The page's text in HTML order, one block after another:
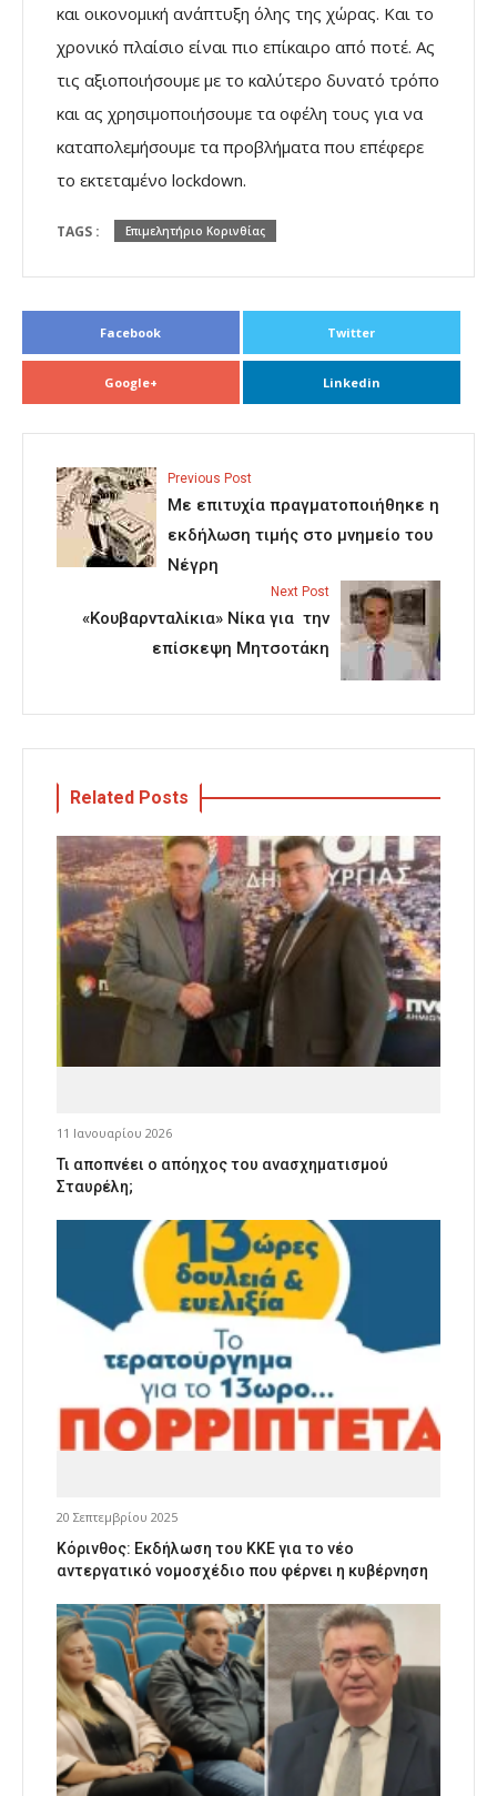
και οικονομική ανάπτυξη όλης της χώρας. Και το
χρονικό πλαίσιο είναι πιο επίκαιρο από ποτέ. Ας
τις αξιοποιήσουμε με το καλύτερο δυνατό τρόπο
και ας χρησιμοποιήσουμε τα οφέλη τους για να
καταπολεμήσουμε τα προβλήματα που επέφερε
το εκτεταμένο lockdown.
TAGS : Επιμελητήριο Κορινθίας
Facebook Twitter
Google+ Linkedin
Previous Post
Με επιτυχία πραγματοποιήθηκε η
εκδήλωση τιμής στο μνημείο του
Νέγρη
Next Post
«Κουβαρνταλίκια» Νίκα για την
επίσκεψη Μητσοτάκη
Related Posts
11 Ιανουαρίου 2026
Τι αποπνέει ο απόηχος του ανασχηματισμού
Σταυρέλη;
20 Σεπτεμβρίου 2025
Κόρινθος: Εκδήλωση του ΚΚΕ για το νέο
αντεργατικό νομοσχέδιο που φέρνει η κυβέρνηση